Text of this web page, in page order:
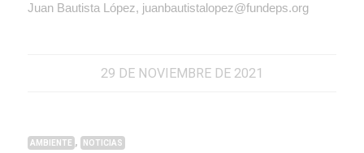
Juan Bautista López, juanbautistalopez@fundeps.org
29 DE NOVIEMBRE DE 2021
AMBIENTE , NOTICIAS